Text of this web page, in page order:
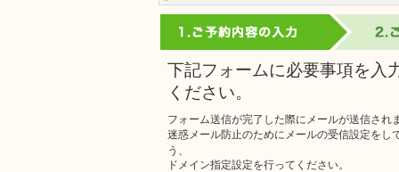
下記フォームに必要事項を入
ください。
フォーム送信が完了した際にメールが送信され
迷惑メール防止のためにメールの受信設定をし
う、
ドメイン指定設定を行ってください。